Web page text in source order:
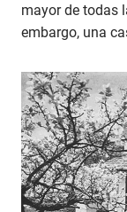
mayor de todas
embargo, una